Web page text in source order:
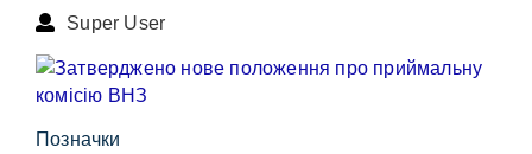
Super User
Позначки